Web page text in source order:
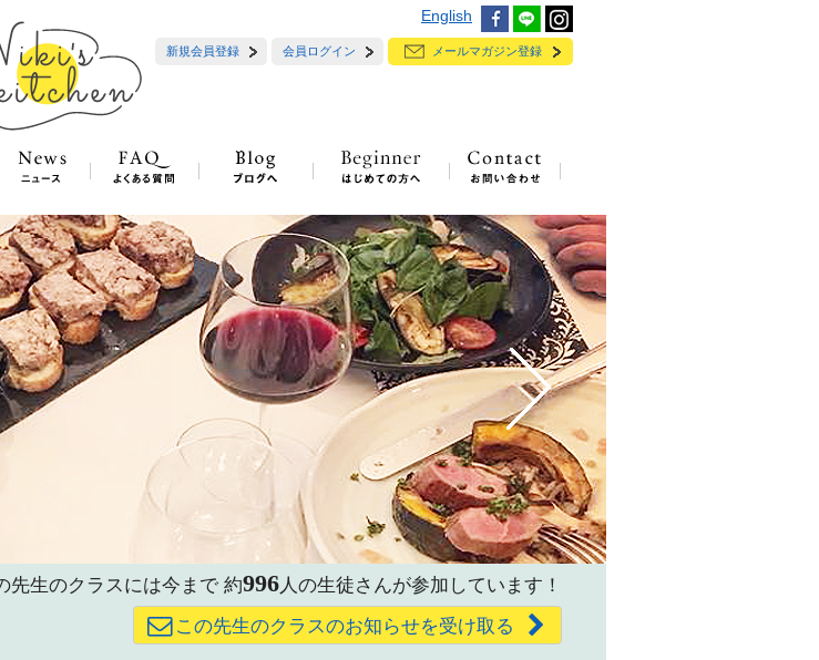
English
新規会員登録 会員ログイン メールマガジン登録
先生のクラスには今まで 約996人の生徒さんが参加しています！
この先生のクラスのお知らせを受け取る